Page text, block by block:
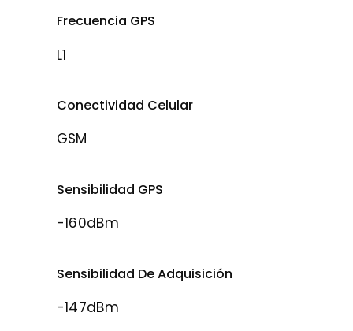
Frecuencia GPS
L1
Conectividad Celular
GSM
Sensibilidad GPS
-160dBm
Sensibilidad De Adquisición
-147dBm